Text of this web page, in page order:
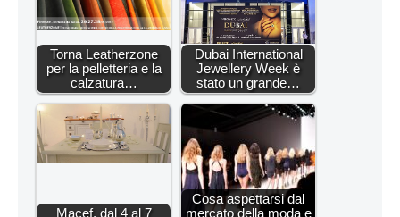
Torna Leatherzone
per la pelletteria e la
calzatura…
Dubai International
Jewellery Week è
stato un grande…
Macef, dal 4 al 7
Cosa aspettarsi dal
mercato della moda e